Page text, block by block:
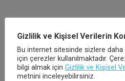
Gizlilik ve Kişisel Verilerin
Bu internet sitesinde sizlere
için çerezler kullanılmaktadır.
bilgi almak için Gizlilik ve Kişisel
metnini inceleyebilirsiniz.